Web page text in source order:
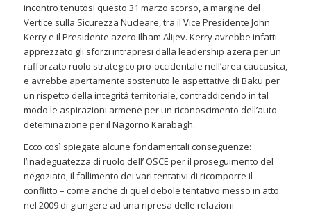
incontro tenutosi questo 31 marzo scorso, a margine del
Vertice sulla Sicurezza Nucleare, tra il Vice Presidente John
Kerry e il Presidente azero Ilham Alijev. Kerry avrebbe infatti
apprezzato gli sforzi intrapresi dalla leadership azera per un
rafforzato ruolo strategico pro-occidentale nell’area caucasica,
e avrebbe apertamente sostenuto le aspettative di Baku per
un rispetto della integrità territoriale, contraddicendo in tal
modo le aspirazioni armene per un riconoscimento dell’auto-
deteminazione per il Nagorno Karabagh.
Ecco così spiegate alcune fondamentali conseguenze:
l’inadeguatezza di ruolo dell’ OSCE per il proseguimento del
negoziato, il fallimento dei vari tentativi di ricomporre il
conflitto – come anche di quel debole tentativo messo in atto
nel 2009 di giungere ad una ripresa delle relazioni